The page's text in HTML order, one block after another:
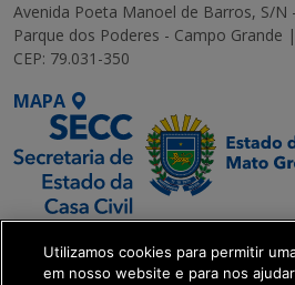
Avenida Poeta Manoel de Barros, S/N
Parque dos Poderes - Campo Grande
CEP: 79.031-350
MAPA
SETDIG | Secretaria-
Executiva de
Utilizamos cookies para permitir
em nosso website e para nos